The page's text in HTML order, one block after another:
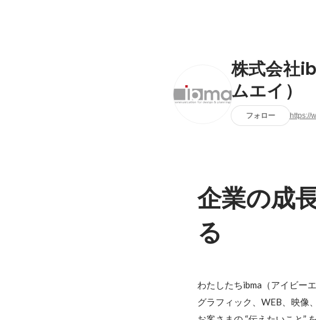
株式会社
ムエイ）
フォロー https://
企業の成
る
わたしたちibma（アイビー
グラフィック、WEB、映像